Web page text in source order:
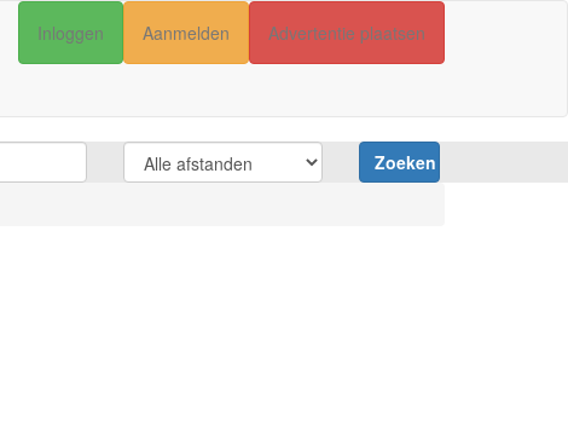
Inloggen Aanmelden Advertentie plaatsen
Zoeken